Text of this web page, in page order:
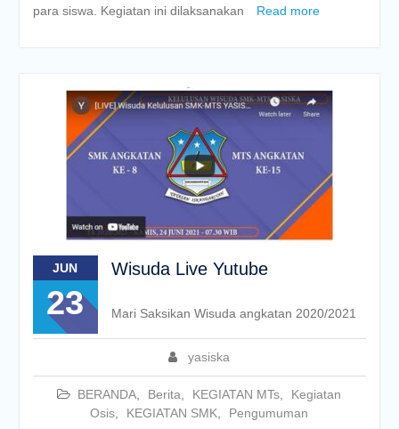
para siswa. Kegiatan ini dilaksanakan
Read more
JUN
23
Wisuda Live Yutube
yasiska
BERANDA Berita KEGIATAN MTs
Kegiatan
Osis
KEGIATAN SMK Pengumuman
Mari Saksikan Wisuda angkatan 2020/2021